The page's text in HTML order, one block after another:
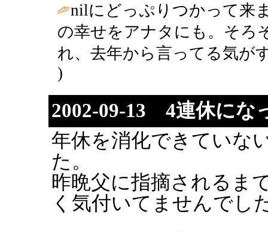
nilにどっぷりつかって来
の幸せをアナタにも。そ
れ、去年から言ってる気が
)
2002-09-13 4連休にな
年休を消化できていな
た。
昨晩父に指摘されるま
く気付いてませんでし